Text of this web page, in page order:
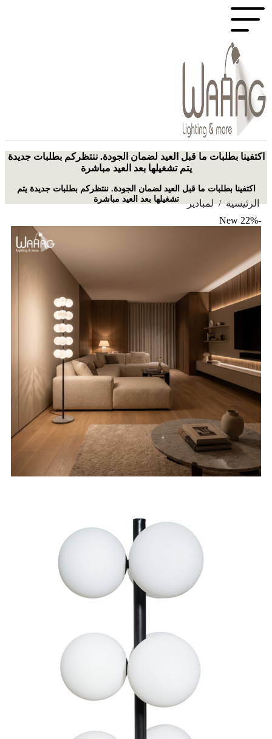
اكتفينا بطلبات ما قبل العيد لضمان الجودة. ننتظركم بطلبات جديدة
يتم تشغيلها بعد العيد مباشرة
اكتفينا بطلبات ما قبل العيد لضمان الجودة. ننتظركم بطلبات جديدة يتم
تشغيلها بعد العيد مباشرة
الرئيسية/ لمبادير
-22%
New